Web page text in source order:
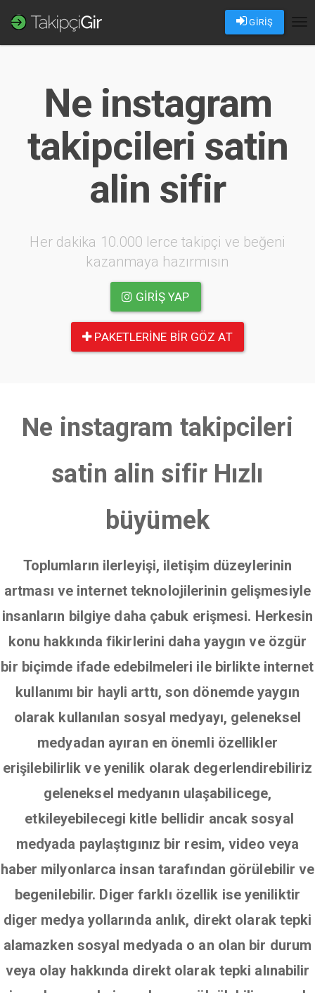
GİRİŞ
Ne instagram
takipcileri satin
alin sifir
Her dakika 10.000 lerce takipçi ve beğeni
kazanmaya hazırmısın
GIRIŞ YAP
PAKETLERINE BIR GÖZ AT
Ne instagram takipcileri
satin alin sifir Hızlı
büyümek
Toplumların ilerleyişi, iletişim düzeylerinin
artması ve internet teknolojilerinin gelişmesiyle
insanların bilgiye daha çabuk erişmesi. Herkesin
konu hakkında fikirlerini daha yaygın ve özgür
bir biçimde ifade edebilmeleri ile birlikte internet
kullanımı bir hayli arttı, son dönemde yaygın
olarak kullanılan sosyal medyayı, geleneksel
medyadan ayıran en önemli özellikler
erişilebilirlik ve yenilik olarak degerlendirebiliriz
geleneksel medyanın ulaşabilicege,
etkileyebilecegi kitle bellidir ancak sosyal
medyada paylaştıgınız bir resim, video veya
haber milyonlarca insan tarafından görülebilir ve
begenilebilir. Diger farklı özellik ise yeniliktir
diger medya yollarında anlık, direkt olarak tepki
alamazken sosyal medyada o an olan bir durum
veya olay hakkında direkt olarak tepki alınabilir